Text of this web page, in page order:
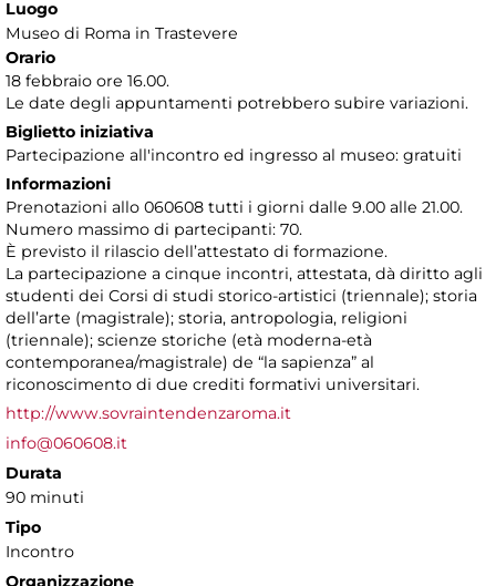
Luogo
Museo di Roma in Trastevere
Orario
18 febbraio ore 16.00.
Le date degli appuntamenti potrebbero subire variazioni.
Biglietto iniziativa
Partecipazione all'incontro ed ingresso al museo: gratuiti
Informazioni
Prenotazioni allo 060608 tutti i giorni dalle 9.00 alle 21.00.
Numero massimo di partecipanti: 70.
È previsto il rilascio dell’attestato di formazione.
La partecipazione a cinque incontri, attestata, dà diritto agli
studenti dei Corsi di studi storico-artistici (triennale); storia
dell’arte (magistrale); storia, antropologia, religioni
(triennale); scienze storiche (età moderna-età
contemporanea/magistrale) de “la sapienza” al
riconoscimento di due crediti formativi universitari.
http://www.sovraintendenzaroma.it
info@060608.it
Durata
90 minuti
Tipo
Incontro
Organizzazione